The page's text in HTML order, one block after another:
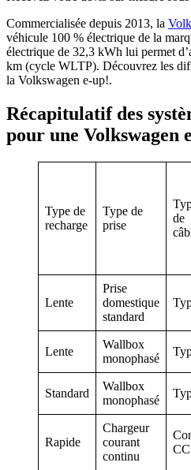
Commercialisée depuis 2013, la
véhicule 100 % électrique de la
électrique de 32,3 kWh lui permet
km (cycle WLTP). Découvrez les
la Volkswagen e-up!.
​Récapitulatif des
pour une Volkswagen
Type de
recharge
Type de
prise
de
Lente
Prise
domestique
standard
Lente
Wallbox
monophasé
Standard
Wallbox
monophasé
Rapide
Chargeur
courant
continu